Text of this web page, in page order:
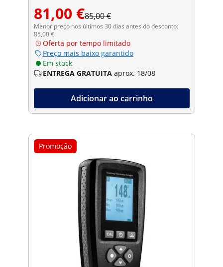
81,00 €85,00 €
Menor preço nos últimos 30 dias antes do desconto:
85,00 €
Oferta por tempo limitado
Preço mais baixo garantido
Em stock
ENTREGA GRATUITA aprox. 18/08
Adicionar ao carrinho
Promoção